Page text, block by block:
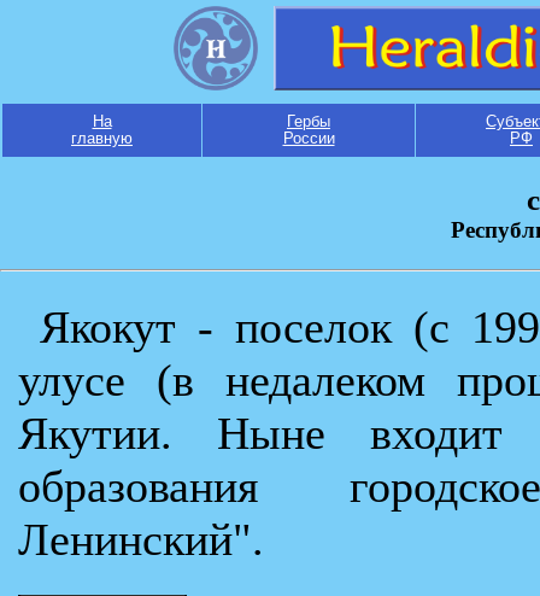
На
главную
Гербы
России
РФ
Якокут - поселок (c
улусе (в недалеком
Якутии. Ныне входит
образования
Ленинский".